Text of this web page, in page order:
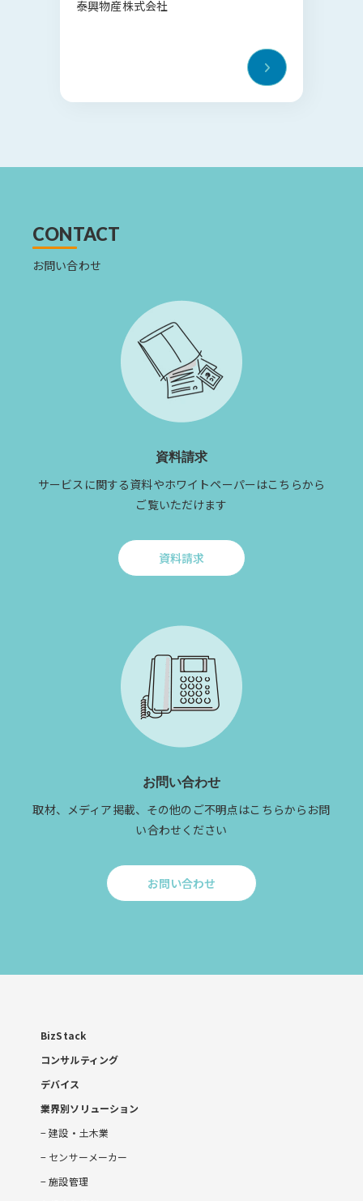
泰興物産株式会社
CONTACT
お問い合わせ
資料請求
サービスに関する資料やホワイトペーパーはこちらから
ご覧いただけます
資料請求
Click
請
お問い合わせ
取材、メディア掲載、その他のご不明点はこちらからお問
い合わせください
お問い合わせ
Click
合
BizStack
コンサルティング
デバイス
業界別ソリューション
建設・土木業
センサーメーカー
施設管理